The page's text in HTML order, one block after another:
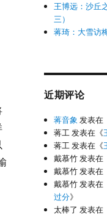
王博远：沙丘
三）
蒋琦：大雪访
近期评论
蒋音象 发表在
蒋工发表在《
蒋工发表在《
戴慕竹发表在
戴慕竹发表在
戴慕竹发表在
过分》
太棒了 发表在